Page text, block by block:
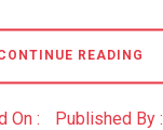
READING
On : Published By :